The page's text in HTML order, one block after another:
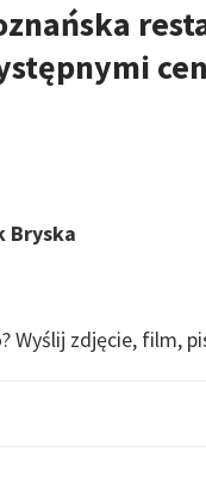
Bryska
Wyślij zdjęcie, film,